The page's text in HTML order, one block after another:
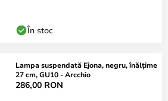
În stoc
Lampa suspendată Ejona, negru, înălțime
27 cm, GU10 - Arcchio
286,00 RON